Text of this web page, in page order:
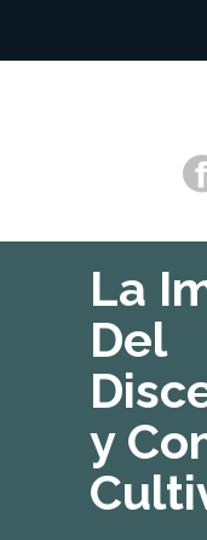
La
Del
y